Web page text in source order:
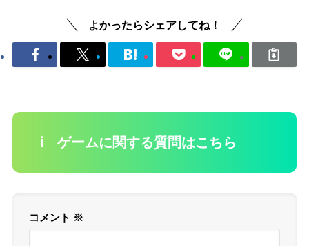
よかったらシェアしてね！
ℹ️ ゲームに関する質問はこちら
コメント ※